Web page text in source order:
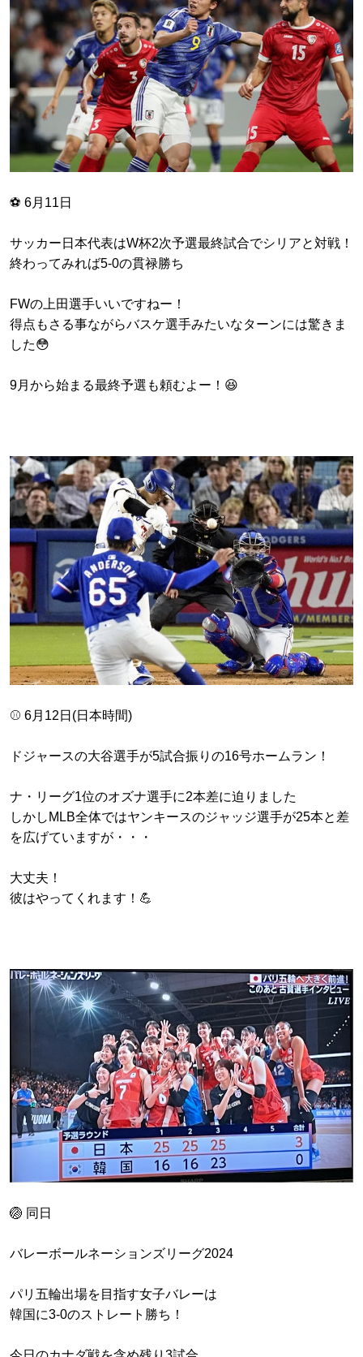
⚽️ 6月11日
サッカー日本代表はW杯2次予選最終試合でシリアと対戦！
終わってみれば5-0の貫禄勝ち
FWの上田選手いいですねー！
得点もさる事ながらバスケ選手みたいなターンには驚きま
した😳
9月から始まる最終予選も頼むよー！😆
⚾️ 6月12日(日本時間)
ドジャースの大谷選手が5試合振りの16号ホームラン！
ナ・リーグ1位のオズナ選手に2本差に迫りました
しかしMLB全体ではヤンキースのジャッジ選手が25本と差
を広げていますが・・・
大丈夫！
彼はやってくれます！💪
🏐 同日
バレーボールネーションズリーグ2024
パリ五輪出場を目指す女子バレーは
韓国に3-0のストレート勝ち！